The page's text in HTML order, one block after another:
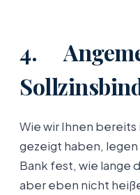
4.
Wie wir Ihnen
gezeigt haben,
Bank fest, wie lange
aber eben nicht